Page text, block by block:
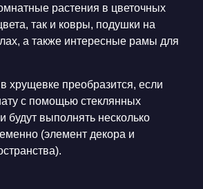
растения в цветочных
так и ковры, подушки на
а также интересные рамы для
в хрущевке преобразится, если
с помощью стеклянных
будут выполнять несколько
(элемент декора и